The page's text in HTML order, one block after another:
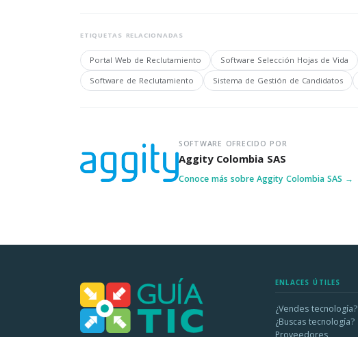
ETIQUETAS RELACIONADAS
Portal Web de Reclutamiento Software Selección Hojas de Vida
Software de Reclutamiento
Sistema de Gestión de Candidatos
SOFTWARE OFRECIDO POR
Aggity Colombia SAS
Conoce más sobre Aggity Colombia SAS →
ENLACES ÚTILES
¿Vendes tecnología?
¿Buscas tecnología?
Proveedores